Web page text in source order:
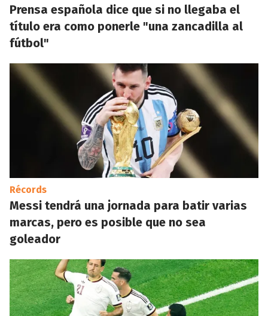
Prensa española dice que si no llegaba el
título era como ponerle "una zancadilla al
fútbol"
Récords
Messi tendrá una jornada para batir varias
marcas, pero es posible que no sea
goleador